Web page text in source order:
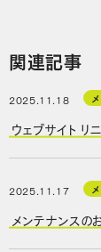
関連記事
2025.11.18
ウェブサイト リ
2025.11.17
メンテナンスの